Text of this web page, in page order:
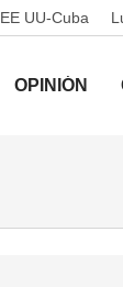
EE UU-Cuba
OPINIÓN